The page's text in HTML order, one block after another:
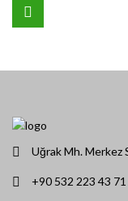
Uğrak Mh. Merkez
+90 532 223 43 71